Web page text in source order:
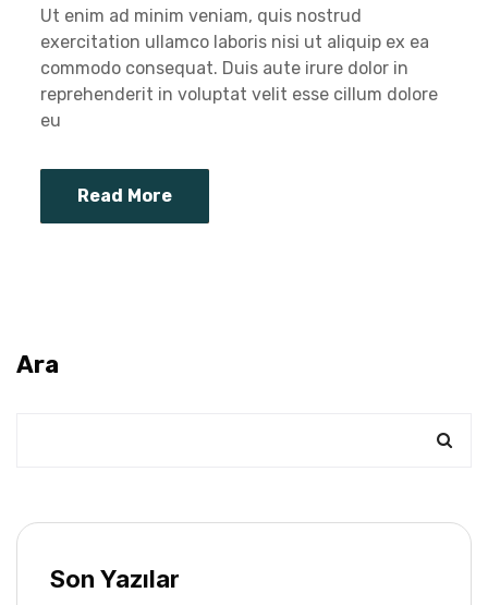
Ut enim ad minim veniam, quis nostrud
exercitation ullamco laboris nisi ut aliquip ex ea
commodo consequat. Duis aute irure dolor in
reprehenderit in voluptat velit esse cillum dolore
eu
Read More
Ara
Son Yazılar